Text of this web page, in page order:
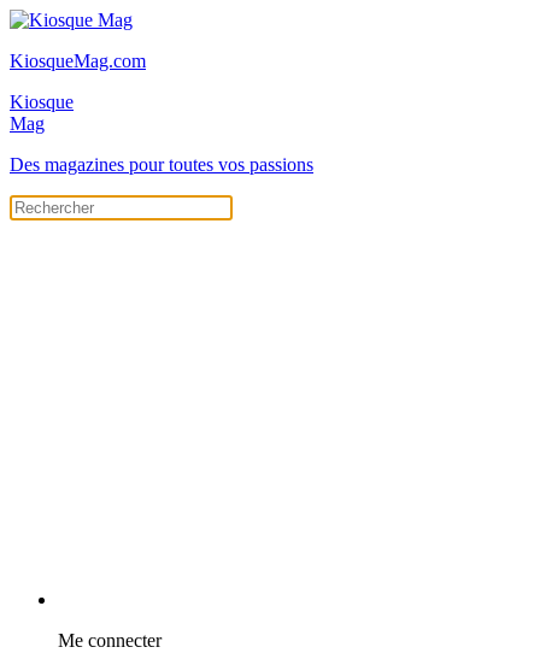
KiosqueMag.com
Kiosque
Mag
Des magazines pour toutes vos passions
Me connecter